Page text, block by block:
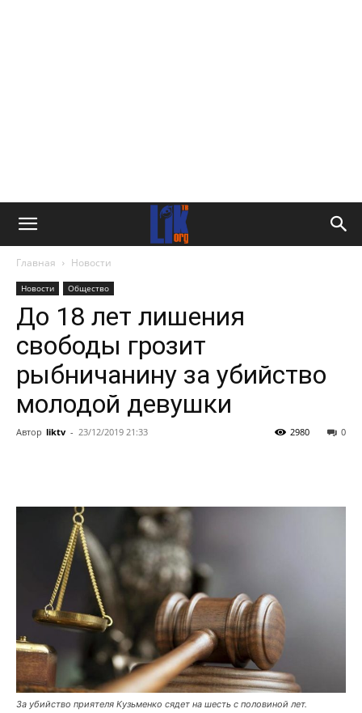
Главная Новости
Новости Общество
До 18 лет лишения
свободы грозит
рыбничанину за убийство
молодой девушки
Автор liktv - 23/12/2019 21:33 0
2980
За убийство приятеля Кузьменко сядет на шесть с половиной лет.